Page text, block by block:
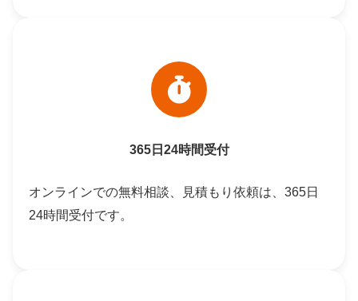
365日24時間受付
オンラインでの無料相談、見積もり依頼は、365日
24時間受付です。